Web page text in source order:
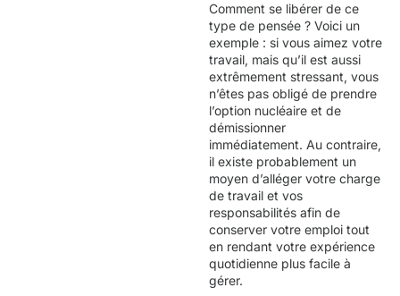
Comment se libérer de ce
type de pensée ? Voici un
exemple : si vous aimez votre
travail, mais qu’il est aussi
extrêmement stressant, vous
n’êtes pas obligé de prendre
l’option nucléaire et de
démissionner
immédiatement. Au contraire,
il existe probablement un
moyen d’alléger votre charge
de travail et vos
responsabilités afin de
conserver votre emploi tout
en rendant votre expérience
quotidienne plus facile à
gérer.